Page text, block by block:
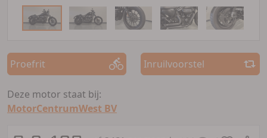
Proefrit Inruilvoorstel
Deze motor staat bij:
MotorCentrumWest BV